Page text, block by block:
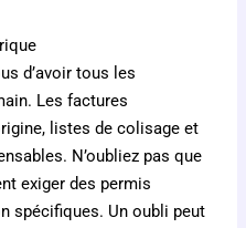
d’avoir tous les
Les factures
listes de colisage et
N’oubliez pas que
exiger des permis
spécifiques. Un oubli peut